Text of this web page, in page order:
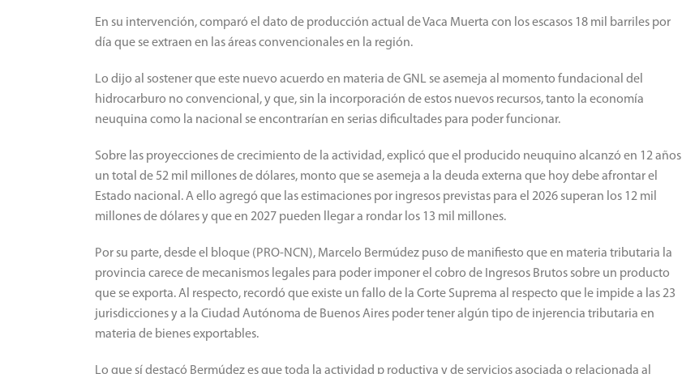
En su intervención, comparó el dato de producción actual de Vaca Muerta con los escasos 18 mil barriles por
día que se extraen en las áreas convencionales en la región.
Lo dijo al sostener que este nuevo acuerdo en materia de GNL se asemeja al momento fundacional del
hidrocarburo no convencional, y que, sin la incorporación de estos nuevos recursos, tanto la economía
neuquina como la nacional se encontrarían en serias dificultades para poder funcionar.
Sobre las proyecciones de crecimiento de la actividad, explicó que el producido neuquino alcanzó en 12 años
un total de 52 mil millones de dólares, monto que se asemeja a la deuda externa que hoy debe afrontar el
Estado nacional. A ello agregó que las estimaciones por ingresos previstas para el 2026 superan los 12 mil
millones de dólares y que en 2027 pueden llegar a rondar los 13 mil millones.
Por su parte, desde el bloque (PRO-NCN), Marcelo Bermúdez puso de manifiesto que en materia tributaria la
provincia carece de mecanismos legales para poder imponer el cobro de Ingresos Brutos sobre un producto
que se exporta. Al respecto, recordó que existe un fallo de la Corte Suprema al respecto que le impide a las 23
jurisdicciones y a la Ciudad Autónoma de Buenos Aires poder tener algún tipo de injerencia tributaria en
materia de bienes exportables.
Lo que sí destacó Bermúdez es que toda la actividad p roductiva y de servicios asociada o relacionada al